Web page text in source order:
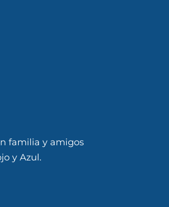
familia y amigos
y Azul.